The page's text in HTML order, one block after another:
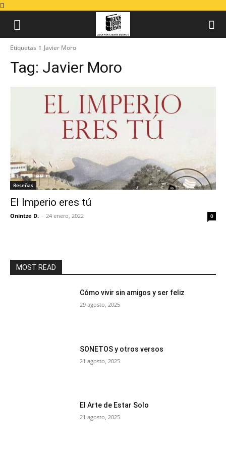
Etiquetas Javier Moro
Tag: Javier Moro
Reseñas
El Imperio eres tú
Onintze D. - 24 enero, 2022 0
MOST READ
Cómo vivir sin amigos y ser feliz
29 agosto, 2025
SONETOS y otros versos
21 agosto, 2025
El Arte de Estar Solo
21 agosto, 2025